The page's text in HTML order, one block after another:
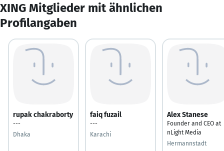
XING Mitglieder mit ähnlichen
Profilangaben
rupak chakraborty
---
Dhaka
faiq fuzail
---
Karachi
Alex Stanese
Founder and CEO at
nLight Media
Hermannstadt